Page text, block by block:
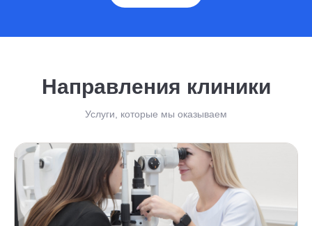
Направления клиники
Услуги, которые мы оказываем